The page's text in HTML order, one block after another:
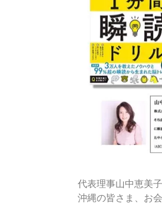
代表理事山中恵美
沖縄の皆さま、お